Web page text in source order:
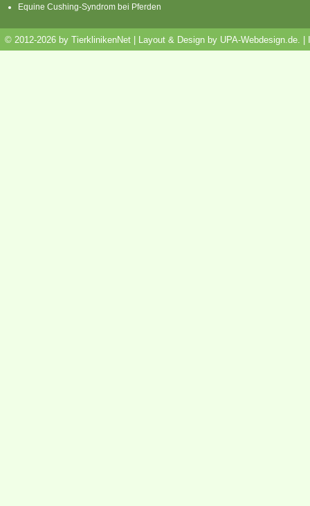
Equine Cushing-Syndrom bei Pferden
© 2012-2026 by TierklinikenNet | Layout & Design by UPA-Webdesign.de.